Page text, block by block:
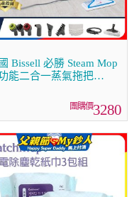
Bissell 必勝 Steam Mop
能二合一蒸氣拖把
3280